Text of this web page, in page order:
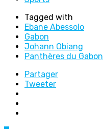
Tagged with
Ebane Abessolo
Gabon
Johann Obiang
Panthères du Gabon
Partager
Tweeter